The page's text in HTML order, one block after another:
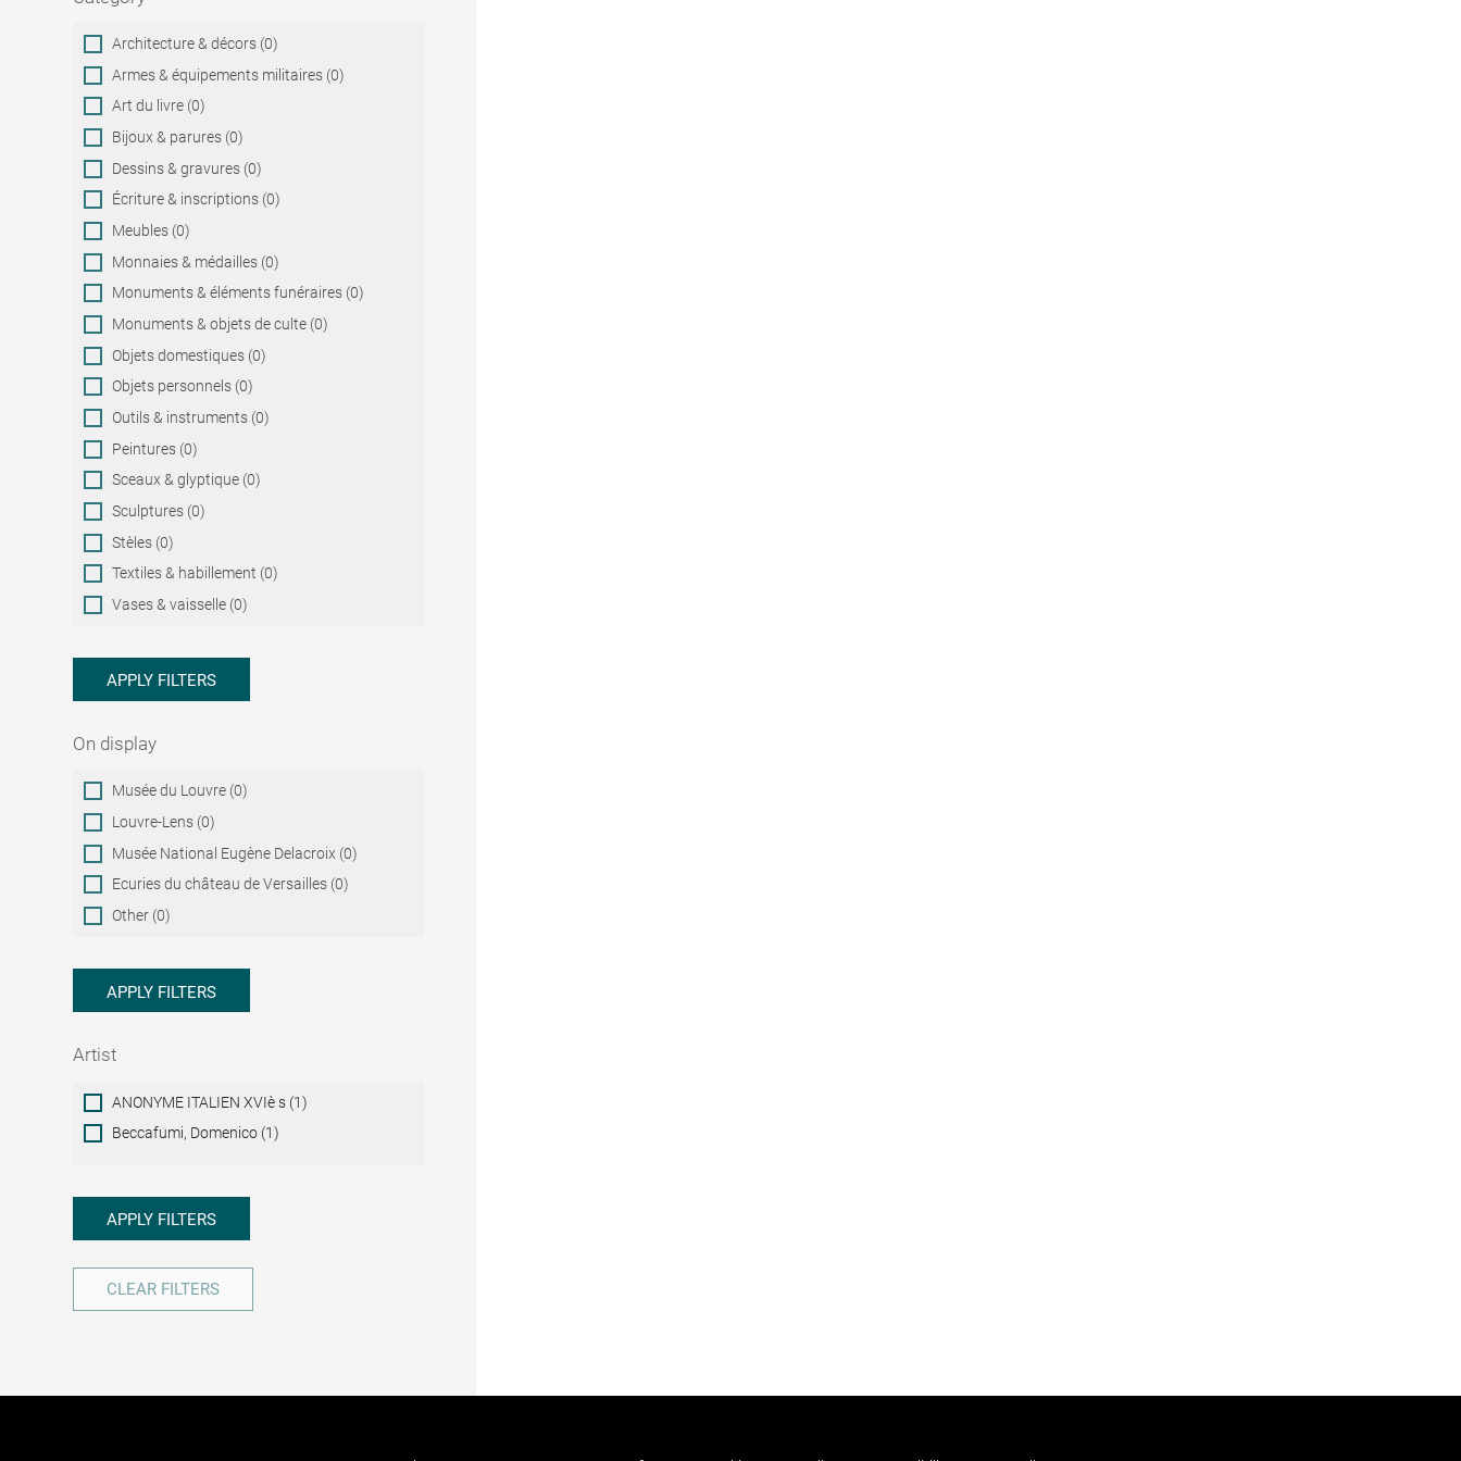
Category
Architecture & décors (0)
Armes & équipements militaires (0)
Art du livre (0)
Bijoux & parures (0)
Dessins & gravures (0)
Écriture & inscriptions (0)
Meubles (0)
Monnaies & médailles (0)
Monuments & éléments funéraires (0)
Monuments & objets de culte (0)
Objets domestiques (0)
Objets personnels (0)
Outils & instruments (0)
Peintures (0)
Sceaux & glyptique (0)
Sculptures (0)
Stèles (0)
Textiles & habillement (0)
Vases & vaisselle (0)
APPLY FILTERS
On display
On
display
Musée du Louvre (0)
Louvre-Lens (0)
Musée National Eugène Delacroix (0)
Ecuries du château de Versailles (0)
Other (0)
APPLY FILTERS
Artist
ArtistANONYME ITALIEN XVIè s (1)
Beccafumi, Domenico (1)
APPLY FILTERS
CLEAR FILTERS